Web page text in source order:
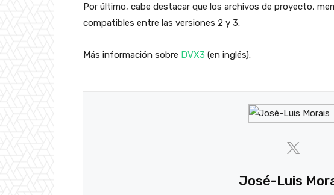
Por último, cabe destacar que los archivos de proyecto,
compatibles entre las versiones 2 y 3.
Más información sobre DVX3 (en inglés).
José-Luis